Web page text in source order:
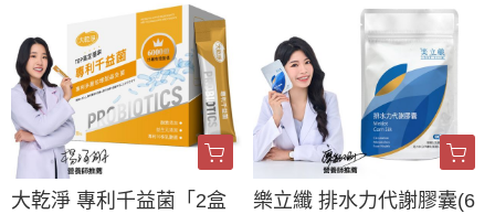
大乾淨 專利千益菌「2盒
樂立纖 排水力代謝膠囊(6